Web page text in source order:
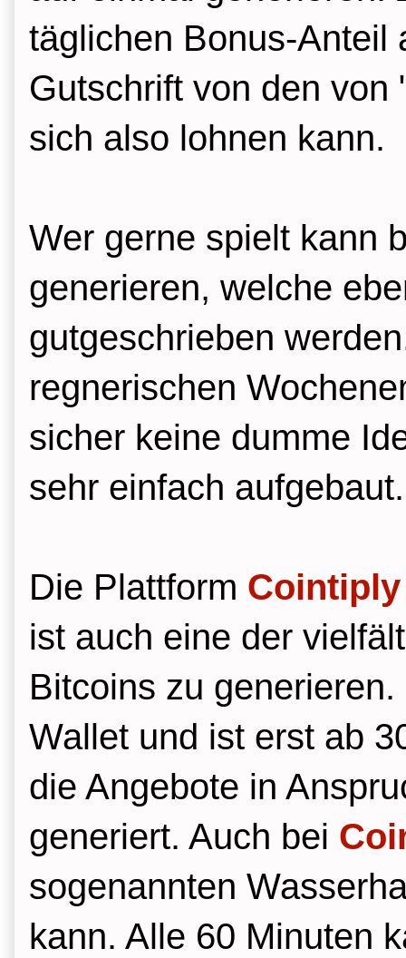
täglichen Bonus-Anteil
Gutschrift von den von
sich also lohnen kann.
Wer gerne spielt kann
generieren, welche
gutgeschrieben
regnerischen
sicher keine dumme
sehr einfach
Die Plattform Cointiply
ist auch eine der
Bitcoins zu
Wallet und ist erst ab
die Angebote in
generiert. Auch bei
sogenannten
kann. Alle 60 Minuten